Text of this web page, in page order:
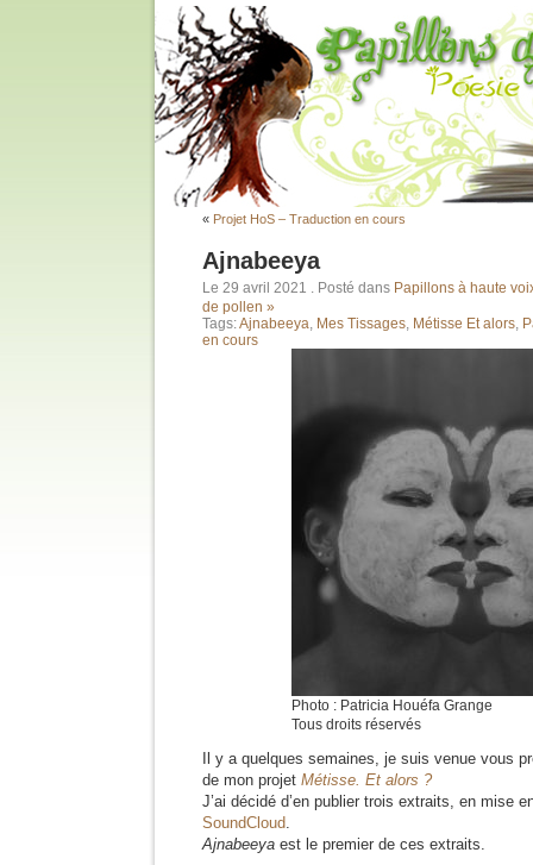
« Projet HoS – Traduction en cours
Ajnabeeya
Le 29 avril 2021 . Posté dans Papillons à haute
de pollen »
Tags:Ajnabeeya, Mes Tissages, Métisse Et alors,
en cours
Photo : Patricia Houéfa Grange
Tous droits réservés
Il y a quelques semaines, je suis venue vous
de mon projet Métisse. Et alors ?
J’ai décidé d’en publier trois extraits, en mise
SoundCloud.
Ajnabeeya est le premier de ces extraits.